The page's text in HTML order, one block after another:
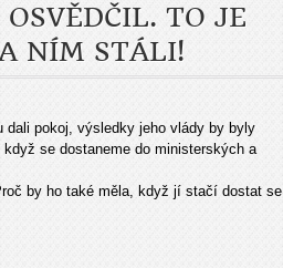
TO JE
NÍM STÁLI!
dali pokoj, výsledky jeho vlády by byly
se dostaneme do ministerských a
by ho také měla, když jí stačí dostat se